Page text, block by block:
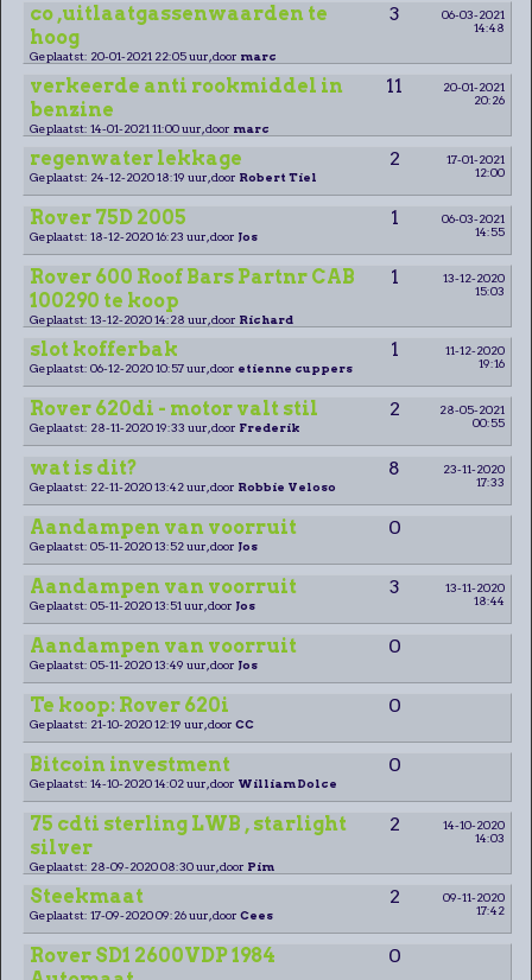
co ,uitlaatgassenwaarden te
hoog
3
06-03-2021
14:48
Geplaatst: 20-01-2021 22:05 uur, door marc
verkeerde anti rookmiddel in
benzine
11
20-01-2021
20:26
Geplaatst: 14-01-2021 11:00 uur, door marc
regenwater lekkage 2
17-01-2021
12:00
Geplaatst: 24-12-2020 18:19 uur, door Robert Tiel
Rover 75D 2005 1
06-03-2021
14:55
Geplaatst: 18-12-2020 16:23 uur, door Jos
Rover 600 Roof Bars Partnr CAB
100290 te koop
1
13-12-2020
15:03
Geplaatst: 13-12-2020 14:28 uur, door Richard
slot kofferbak 1
11-12-2020
19:16
Geplaatst: 06-12-2020 10:57 uur, door etienne cuppers
Rover 620di - motor valt stil 2
28-05-2021
00:55
Geplaatst: 28-11-2020 19:33 uur, door Frederik
wat is dit? 8
23-11-2020
17:33
Geplaatst: 22-11-2020 13:42 uur, door Robbie Veloso
Aandampen van voorruit 0
Geplaatst: 05-11-2020 13:52 uur, door Jos
Aandampen van voorruit 3
13-11-2020
18:44
Geplaatst: 05-11-2020 13:51 uur, door Jos
Aandampen van voorruit 0
Geplaatst: 05-11-2020 13:49 uur, door Jos
Te koop: Rover 620i 0
Geplaatst: 21-10-2020 12:19 uur, door CC
Bitcoin investment 0
Geplaatst: 14-10-2020 14:02 uur, door William Dolce
75 cdti sterling LWB , starlight
silver
2
14-10-2020
14:03
Geplaatst: 28-09-2020 08:30 uur, door Pim
Steekmaat 2
09-11-2020
17:42
Geplaatst: 17-09-2020 09:26 uur, door Cees
Rover SD1 2600VDP 1984
0